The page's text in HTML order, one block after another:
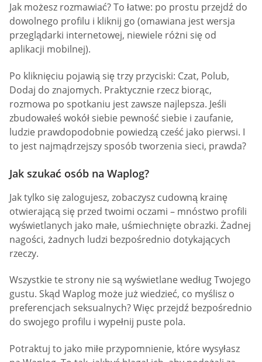
Jak możesz rozmawiać? To łatwe: po prostu przejdź do
dowolnego profilu i kliknij go (omawiana jest wersja
przeglądarki internetowej, niewiele różni się od
aplikacji mobilnej).
Po kliknięciu pojawią się trzy przyciski: Czat, Polub,
Dodaj do znajomych. Praktycznie rzecz biorąc,
rozmowa po spotkaniu jest zawsze najlepsza. Jeśli
zbudowałeś wokół siebie pewność siebie i zaufanie,
ludzie prawdopodobnie powiedzą cześć jako pierwsi. I
to jest najmądrzejszy sposób tworzenia sieci, prawda?
Jak szukać osób na Waplog?
Jak tylko się zalogujesz, zobaczysz cudowną krainę
otwierającą się przed twoimi oczami – mnóstwo profili
wyświetlanych jako małe, uśmiechnięte obrazki. Żadnej
nagości, żadnych ludzi bezpośrednio dotykających
rzeczy.
Wszystkie te strony nie są wyświetlane według Twojego
gustu. Skąd Waplog może już wiedzieć, co myślisz o
preferencjach seksualnych? Więc przejdź bezpośrednio
do swojego profilu i wypełnij puste pola.
Potraktuj to jako miłe przypomnienie, które wysyłasz